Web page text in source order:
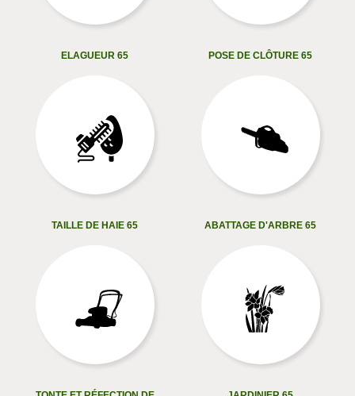
ELAGUEUR 65 POSE DE CLÔTURE 65
TAILLE DE HAIE 65 ABATTAGE D'ARBRE 65